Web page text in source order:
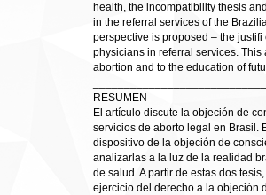
health, the incompatibility thesis
in the referral services of the
perspective is proposed – the
physicians in referral services.
abortion and to the education of
RESUMEN
El artículo discute la objeción de
servicios de aborto legal en Brasil.
dispositivo de la objeción de
analizarlas a la luz de la realidad
de salud. A partir de estas dos
ejercicio del derecho a la objeción